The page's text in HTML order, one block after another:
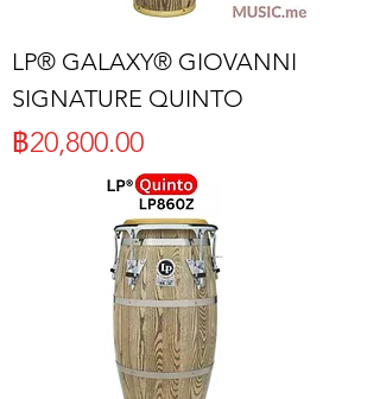
LP® GALAXY® GIOVANNI
SIGNATURE QUINTO
ราคา
฿20,800.00